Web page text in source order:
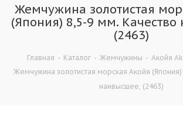
Жемчужина золотистая
(Япония) 8,5-9 мм.
(2463)
Главная - Каталог - Жемчужины - Акойя
Жемчужина золотистая морская Акойя
наивысшее, (2463)